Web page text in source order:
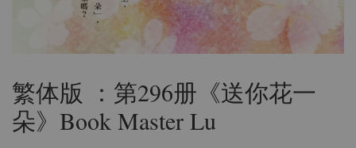
繁体版 ：第296册《送你花一
朵》Book Master Lu